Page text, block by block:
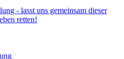
- lasst uns gemeinsam dieser
retten!